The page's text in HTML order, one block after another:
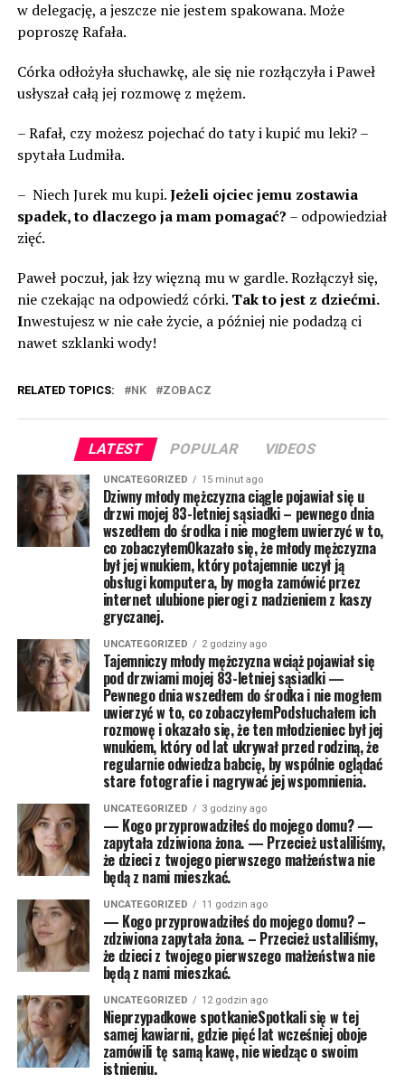
w delegację, a jeszcze nie jestem spakowana. Może
poproszę Rafała.
Córka odłożyła słuchawkę, ale się nie rozłączyła i Paweł
usłyszał całą jej rozmowę z mężem.
– Rafał, czy możesz pojechać do taty i kupić mu leki? –
spytała Ludmiła.
– Niech Jurek mu kupi.Jeżeli ojciec jemu zostawia
spadek, to dlaczego ja mam pomagać? – odpowiedział
zięć.
Paweł poczuł, jak łzy więzną mu w gardle. Rozłączył się,
nie czekając na odpowiedź córki. Tak to jest z dziećmi.
Inwestujesz w nie całe życie, a później nie podadzą ci
nawet szklanki wody!
RELATED TOPICS: NK ZOBACZ
LATEST POPULAR VIDEOS
UNCATEGORIZED 15 minut ago
Dziwny młody mężczyzna ciągle pojawiał się u
drzwi mojej 83-letniej sąsiadki – pewnego dnia
wszedłem do środka i nie mogłem uwierzyć w to,
co zobaczyłemOkazało się, że młody mężczyzna
był jej wnukiem, który potajemnie uczył ją
obsługi komputera, by mogła zamówić przez
internet ulubione pierogi z nadzieniem z kaszy
gryczanej.
UNCATEGORIZED 2 godziny ago
Tajemniczy młody mężczyzna wciąż pojawiał się
pod drzwiami mojej 83-letniej sąsiadki —
Pewnego dnia wszedłem do środka i nie mogłem
uwierzyć w to, co zobaczyłemPodsłuchałem ich
rozmowę i okazało się, że ten młodzieniec był jej
wnukiem, który od lat ukrywał przed rodziną, że
regularnie odwiedza babcię, by wspólnie oglądać
stare fotografie i nagrywać jej wspomnienia.
UNCATEGORIZED 3 godziny ago
— Kogo przyprowadziłeś do mojego domu? —
zapytała zdziwiona żona. — Przecież ustaliliśmy,
że dzieci z twojego pierwszego małżeństwa nie
będą z nami mieszkać.
UNCATEGORIZED 11 godzin ago
— Kogo przyprowadziłeś do mojego domu? –
zdziwiona zapytała żona. – Przecież ustaliliśmy,
że dzieci z twojego pierwszego małżeństwa nie
będą z nami mieszkać.
UNCATEGORIZED 12 godzin ago
Nieprzypadkowe spotkanieSpotkali się w tej
samej kawiarni, gdzie pięć lat wcześniej oboje
zamówili tę samą kawę, nie wiedząc o swoim
istnieniu.